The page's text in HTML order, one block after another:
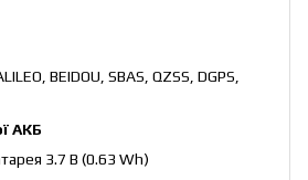
BEIDOU, SBAS, QZSS, DGPS,
АКБ
3.7 В (0.63 Wh)